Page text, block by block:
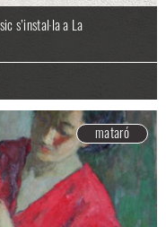
s’instal·la a La
mataró